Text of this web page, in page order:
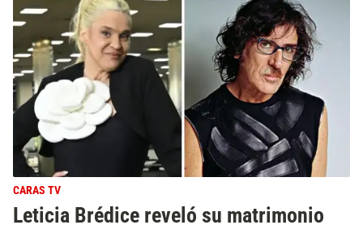
CARAS TV
Leticia Brédice reveló su matrimonio